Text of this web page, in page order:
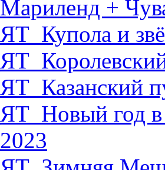
Мариленд +
ЯТ_Купола и
ЯТ_Казанский
ЯТ_Новый год
2023